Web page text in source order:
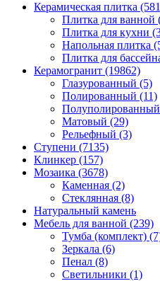
Керамическая плитка
Плитка для ванной
Плитка для кухни
Напольная плитка
Плитка для
Керамогранит (19862)
Глазурованный (5)
Полированный (11)
Матовый (29)
Рельефный (3)
Ступени (7135)
Клинкер (157)
Мозаика (3678)
Каменная (2)
Стеклянная (8)
Натуральный камень
Мебель для ванной (239)
Тумба (комплект)
Зеркала (6)
Пенал (8)
Светильники (1)